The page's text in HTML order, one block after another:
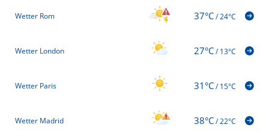
Wetter Rom 37°C/24°C
Wetter London 27°C/13°C
Wetter Paris 31°C/15°C
Wetter Madrid 38°C/22°C